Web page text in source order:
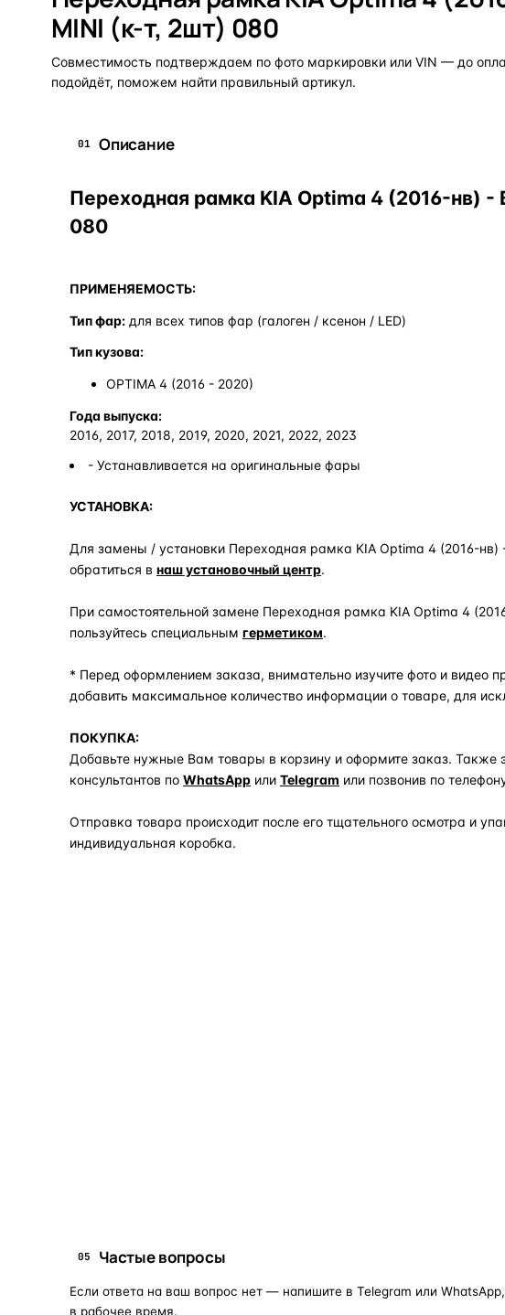
MINI (к-т, 2шт) 080
Совместимость подтверждаем по фото маркировки или VIN — до
подойдёт, поможем найти правильный артикул.
01 Описание
Переходная рамка KIA Optima 4 (2016-нв) -
080
ПРИМЕНЯЕМОСТЬ:
Тип фар: для всех типов фар (галоген / ксенон / LED)
Тип кузова:
OPTIMA 4 (2016 - 2020)
Года выпуска:
2016, 2017, 2018, 2019, 2020, 2021, 2022, 2023
- Устанавливается на оригинальные фары
УСТАНОВКА:
Для замены / установки Переходная рамка KIA Optima 4 (2016-
обратиться в наш установочный центр.
При самостоятельной замене Переходная рамка KIA Optima 4
пользуйтесь специальным герметиком.
* Перед оформлением заказа, внимательно изучите фото и видео
добавить максимальное количество информации о товаре, для
ПОКУПКА:
Добавьте нужные Вам товары в корзину и оформите заказ.
консультантов по WhatsApp или Telegram или позвонив по
Отправка товара происходит после его тщательного осмотра и
индивидуальная коробка.
05 Частые вопросы
Если ответа на ваш вопрос нет — напишите в Telegram или
в рабочее время.